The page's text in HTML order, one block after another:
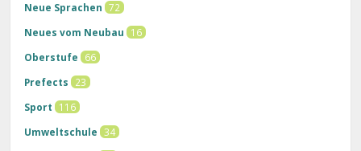
Neue Sprachen 72
Neues vom Neubau
16
Oberstufe
66
Prefects
23
Sport
116
Umweltschule
34